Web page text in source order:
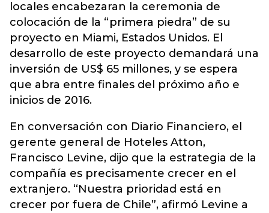
locales encabezaran la ceremonia de
colocación de la “primera piedra” de su
proyecto en Miami, Estados Unidos. El
desarrollo de este proyecto demandará una
inversión de US$ 65 millones, y se espera
que abra entre finales del próximo año e
inicios de 2016.
En conversación con Diario Financiero, el
gerente general de Hoteles Atton,
Francisco Levine, dijo que la estrategia de la
compañía es precisamente crecer en el
extranjero. “Nuestra prioridad está en
crecer por fuera de Chile”, afirmó Levine a